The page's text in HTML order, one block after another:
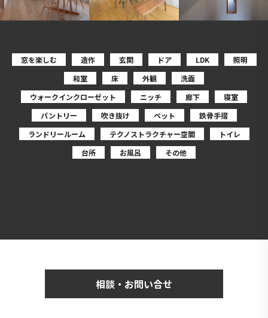
窓を楽しむ 造作 玄関 ドア LDK
照明
和室
床 外観
洗面
ウォークインクローゼット
ニッチ 廊下
寝室
パントリー
吹き抜け ペット
鉄骨手摺
ランドリールーム
テクノストラクチャー空間
トイレ
台所
お風呂 その他
相談・お問い合せ